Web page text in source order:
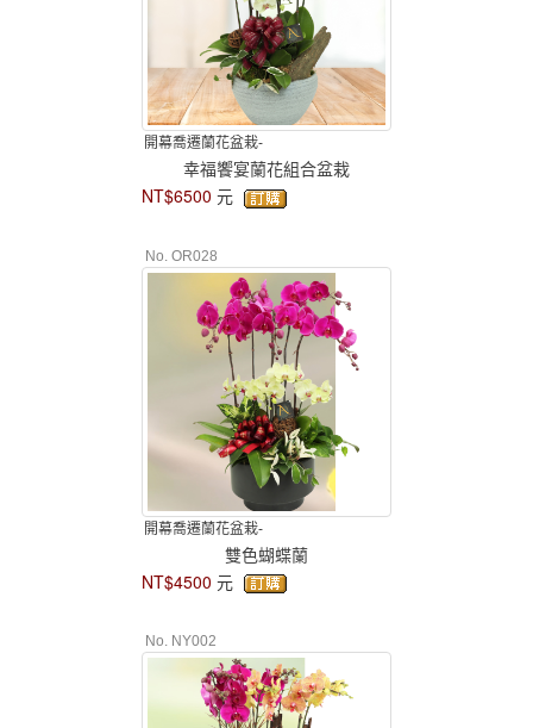
開幕喬遷蘭花盆栽-
幸福饗宴蘭花組合盆栽
NT$6500 元
No. OR028
開幕喬遷蘭花盆栽-
雙色蝴蝶蘭
NT$4500 元
No. NY002